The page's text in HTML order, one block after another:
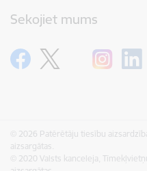
Sekojiet mums
© 2026 Patērētāju tiesību
aizsargātas.
© 2020 Valsts kanceleja,